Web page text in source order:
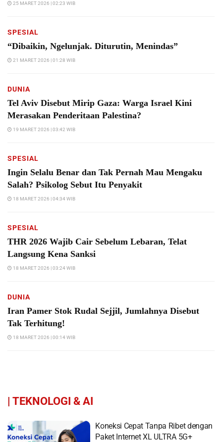
25 MARET 2026 | 02:23 WIB
SPESIAL
“Dibaikin, Ngelunjak. Diturutin, Menindas”
21 MARET 2026 | 01:28 WIB
DUNIA
Tel Aviv Disebut Mirip Gaza: Warga Israel Kini
Merasakan Penderitaan Palestina?
19 MARET 2026 | 03:42 WIB
SPESIAL
Ingin Selalu Benar dan Tak Pernah Mau Mengaku
Salah? Psikolog Sebut Itu Penyakit
18 MARET 2026 | 04:34 WIB
SPESIAL
THR 2026 Wajib Cair Sebelum Lebaran, Telat
Langsung Kena Sanksi
18 MARET 2026 | 03:24 WIB
DUNIA
Iran Pamer Stok Rudal Sejjil, Jumlahnya Disebut
Tak Terhitung!
18 MARET 2026 | 00:14 WIB
| TEKNOLOGI & AI
Koneksi Cepat Tanpa Ribet dengan
Paket Internet XL ULTRA 5G+